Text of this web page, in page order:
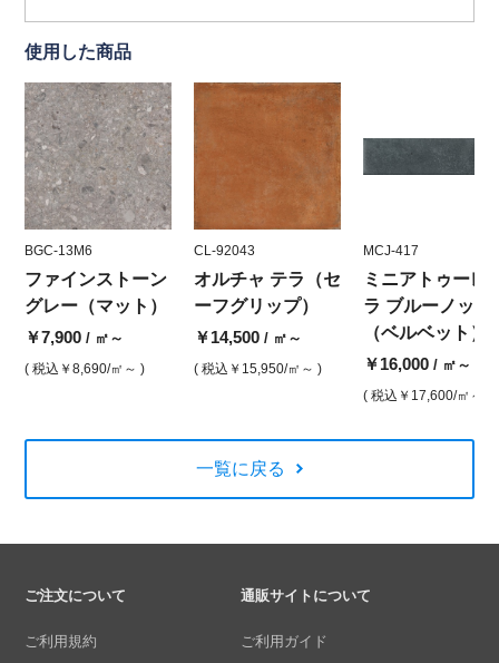
使用した商品
BGC-13M6
ファインストーン
グレー（マット）
￥7,900/ ㎡～
( 税込 ￥8,690/㎡～ )
CL-92043
オルチャ テラ（セ
ーフグリップ）
￥14,500/ ㎡～
( 税込 ￥15,950/㎡～ )
MCJ-417
ミニアトゥーレ
ラ ブルーノッテ
（ベルベット）
￥16,000/ ㎡～
( 税込 ￥17,600/㎡～ )
一覧に戻る
ご注文について
ご利用規約
通販サイトについて
ご利用ガイド